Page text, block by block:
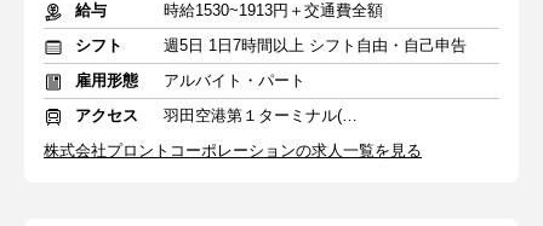
給与
時給1530~1913円＋交通費全額
シフト
週5日 1日7時間以上 シフト自由・自己申告
雇用形態
アルバイト・パート
アクセス
羽田空港第１ターミナル(東京モノレール・ＪＡＬ利用)駅 徒歩1分
株式会社プロントコーポレーションの求人一覧を見る